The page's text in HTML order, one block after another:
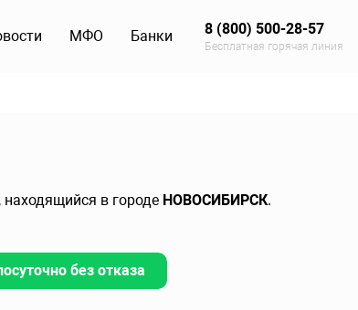
МФО Банки 8 (800) 500-28-57
Бесплатная горячая линия
, находящийся в городе НОВОСИБИРСК.
без отказа